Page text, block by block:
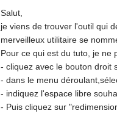
Salut,
je viens de trouver l'outil qui
merveilleux utilitaire se
Pour ce qui est du tuto, je ne
- cliquez avec le bouton droit
- dans le menu
- indiquez l'espace libre
- Puis cliquez sur